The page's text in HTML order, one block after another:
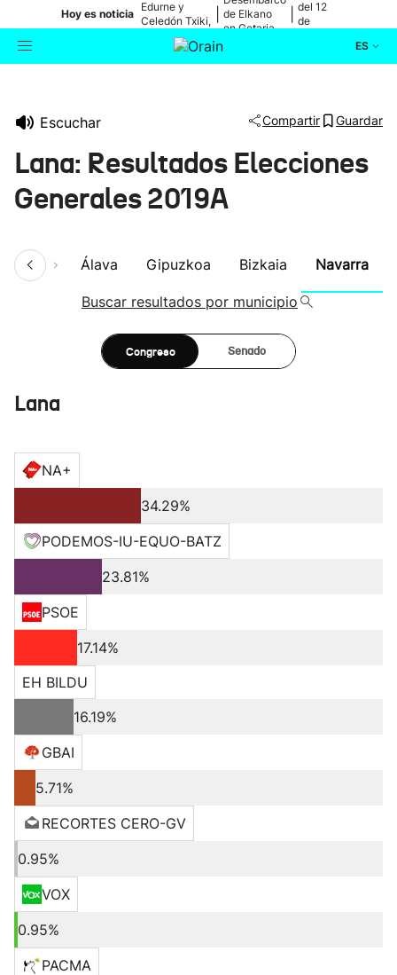
Hoy es noticia
Edurne y
Celedón Txiki,
en directo
de Elkano
en Getaria
del 12
de
ES
Cultura
Escuchar Compartir Guardar
Lana: Resultados Elecciones
Generales 2019A
Álava Gipuzkoa Bizkaia Navarra
Buscar resultados por municipio
Congreso Senado
Lana
NA+
34.29%
PODEMOS-IU-EQUO-BATZ
23.81%
PSOE
17.14%
EH BILDU
16.19%
GBAI
5.71%
RECORTES CERO-GV
0.95%
VOX
0.95%
PACMA